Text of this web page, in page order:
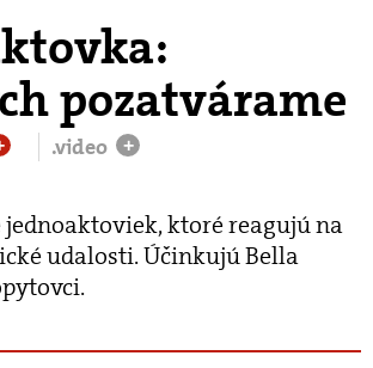
pozatvárame
.video +
jednoaktoviek, ktoré reagujú na
udalosti. Účinkujú Bella